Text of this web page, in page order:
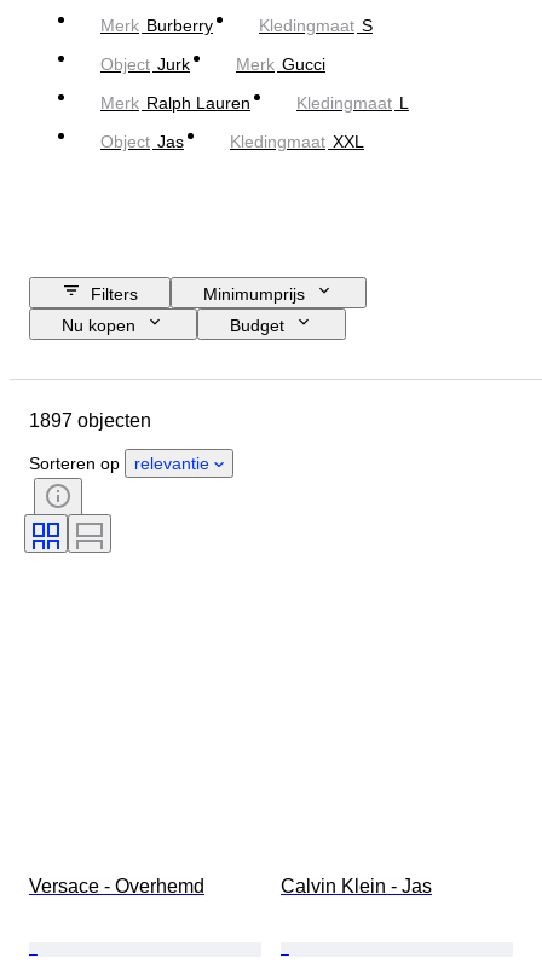
Merk Burberry Kledingmaat S
Object Jurk Merk Gucci
Merk Ralph Lauren Kledingmaat L
Object Jas Kledingmaat XXL
Filters
Minimumprijs
Nu kopen
Budget
Land van herkomst
Geslacht
Conditie
Stijl
Kleur
Maat op het artikel
Patroon
1897 objecten
Sorteren op relevantie
Versace - Overhemd Calvin Klein - Jas